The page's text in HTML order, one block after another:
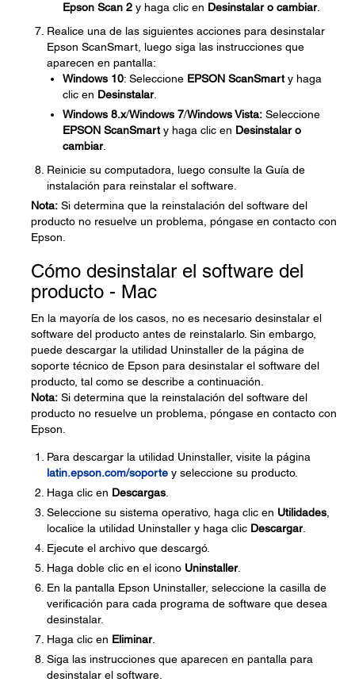
Epson Scan 2 y haga clic en Desinstalar o cambiar.
Realice una de las siguientes acciones para desinstalar
Epson ScanSmart, luego siga las instrucciones que
aparecen en pantalla:
Windows 10: Seleccione EPSON ScanSmarty haga
clic en Desinstalar.
Windows 8.x/Windows 7/Windows Vista: Seleccione
EPSON ScanSmarty haga clic en Desinstalar o
cambiar.
Reinicie su computadora, luego consulte la Guía de
instalación para reinstalar el software.
Nota: Si determina que la reinstalación del software del
producto no resuelve un problema, póngase en contacto con
Epson.
Cómo desinstalar el software del
producto - Mac
En la mayoría de los casos, no es necesario desinstalar el
software del producto antes de reinstalarlo. Sin embargo,
puede descargar la utilidad Uninstaller de la página de
soporte técnico de Epson para desinstalar el software del
producto, tal como se describe a continuación.
Nota: Si determina que la reinstalación del software del
producto no resuelve un problema, póngase en contacto con
Epson.
Para descargar la utilidad Uninstaller, visite la página
latin.epson.com/soporte y seleccione su producto.
Haga clic en Descargas
Seleccione su sistema operativo, haga clic en Utilidades
localice la utilidad Uninstaller y haga clic Descargar.
Ejecute el archivo que descargó.
Haga doble clic en el icono Uninstaller.
En la pantalla Epson Uninstaller, seleccione la casilla de
verificación para cada programa de software que desea
desinstalar.
Haga clic en Eliminar.
Siga las instrucciones que aparecen en pantalla para
desinstalar el software.